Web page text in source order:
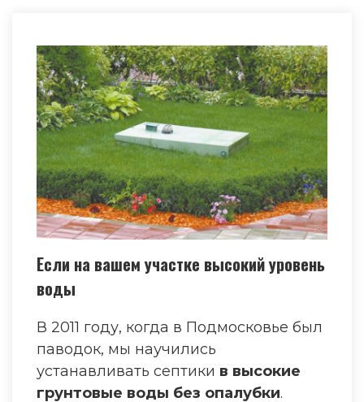
Если на вашем участке высокий уровень
воды
В 2011 году, когда в Подмосковье был
паводок, мы научились
устанавливать септики в высокие
грунтовые воды без опалубки.